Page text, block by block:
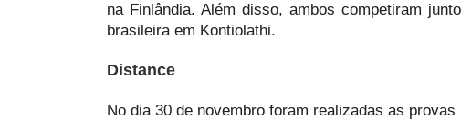
na Finlândia. Além disso, ambos competiram
brasileira em Kontiolathi.
Distance
No dia 30 de novembro foram realizadas as